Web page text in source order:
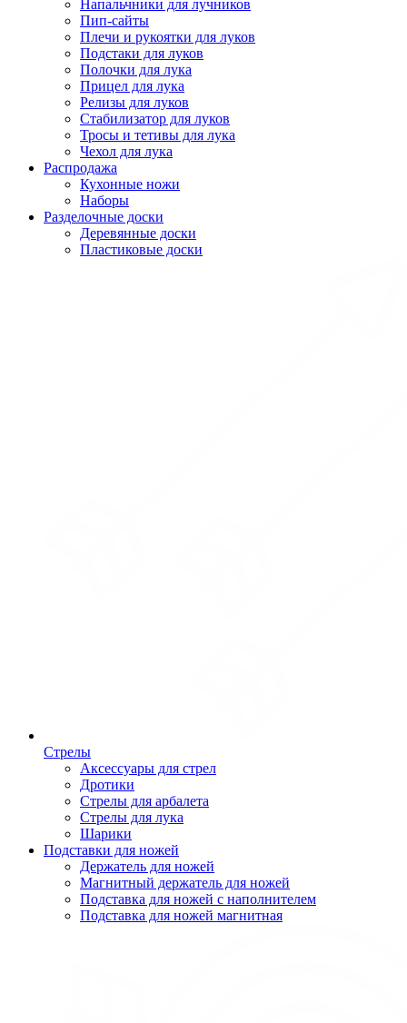
Напальчники для лучников
Пип-сайты
Плечи и рукоятки для луков
Подстаки для луков
Полочки для лука
Прицел для лука
Релизы для луков
Стабилизатор для луков
Тросы и тетивы для лука
Чехол для лука
Распродажа
Кухонные ножи
Наборы
Разделочные доски
Деревянные доски
Пластиковые доски
Стрелы
Аксессуары для стрел
Дротики
Стрелы для арбалета
Стрелы для лука
Шарики
Подставки для ножей
Держатель для ножей
Магнитный держатель для ножей
Подставка для ножей с наполнителем
Подставка для ножей магнитная